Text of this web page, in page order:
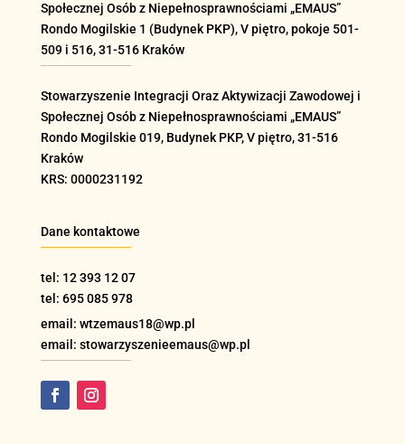
Społecznej Osób z Niepełnosprawnościami „EMAUS”
Rondo Mogilskie 1 (Budynek PKP), V piętro, pokoje 501-
509 i 516, 31-516 Kraków
Stowarzyszenie Integracji Oraz Aktywizacji Zawodowej i
Społecznej Osób z Niepełnosprawnościami „EMAUS”
Rondo Mogilskie 019, Budynek PKP, V piętro, 31-516
Kraków
KRS: 0000231192
Dane kontaktowe
tel: 12 393 12 07
tel: 695 085 978
email: wtzemaus18@wp.pl
email: stowarzyszenieemaus@wp.pl